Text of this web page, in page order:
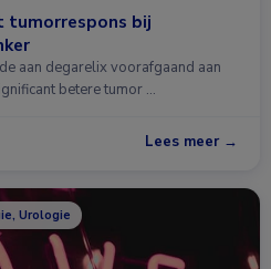
bij
aan degarelix voorafgaand aan
betere tumor …
Lees meer →
Urologie